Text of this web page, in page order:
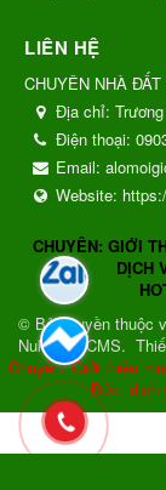
LIÊN HỆ
CHUYÊN NHÀ
Địa chỉ:
Điện thoại:
Email:
Website:
CHUYÊN: GIỚI
DỊCH
© Bản quyền thuộc
NukeViet CMS.
Chuyên: Giới thiệu
Đức, dịch